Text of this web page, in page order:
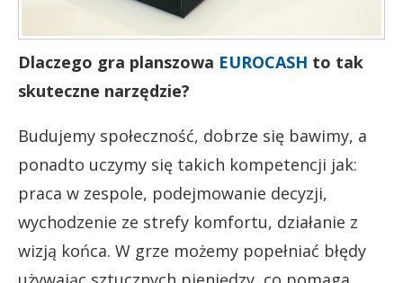
Dlaczego gra planszowa EUROCASH to tak
skuteczne narzędzie?
Budujemy społeczność, dobrze się bawimy, a
ponadto uczymy się takich kompetencji jak:
praca w zespole, podejmowanie decyzji,
wychodzenie ze strefy komfortu, działanie z
wizją końca. W grze możemy popełniać błędy